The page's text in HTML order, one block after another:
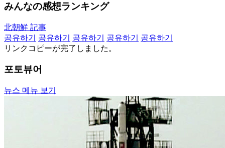
みんなの感想ランキング
北朝鮮 記事
공유하기
공유하기 공유하기 공유하기
공유하기
リンクコピーが完了しました。
포토뷰어
뉴스 메뉴 보기